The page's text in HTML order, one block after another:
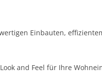
Einbauten,
and Feel für Ihre